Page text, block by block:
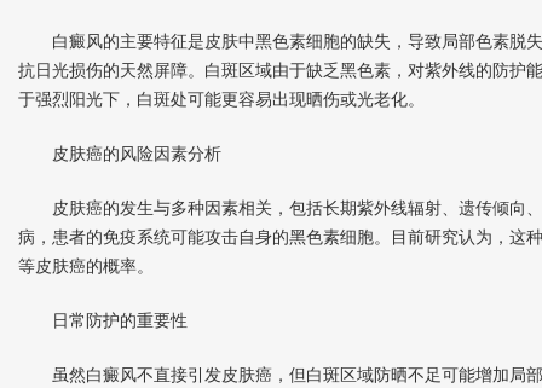
白癜风的主要特征是皮肤中黑色素细胞的缺失，导致局部色素脱
抗日光损伤的天然屏障。白斑区域由于缺乏黑色素，对紫外线的防护
于强烈阳光下，白斑处可能更容易出现晒伤或光老化。
皮肤癌的风险因素分析
皮肤癌的发生与多种因素相关，包括长期紫外线辐射、遗传倾向
病，患者的免疫系统可能攻击自身的黑色素细胞。目前研究认为，这
等皮肤癌的概率。
日常防护的重要性
虽然白癜风不直接引发皮肤癌，但白斑区域防晒不足可能增加局